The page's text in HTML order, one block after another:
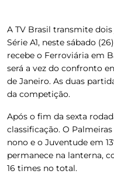
A TV Brasil transmite
Série A1, neste sábado
recebe o Ferroviária em
será a vez do confronto
de Janeiro. As duas
da competição.
Após o fim da sexta
classificação. O
nono e o Juventude em
permanece na lanterna,
16 times no total.